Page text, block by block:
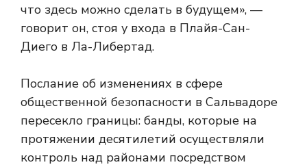
что здесь можно сделать в будущем», —
говорит он, стоя у входа в Плайя-Сан-
Диего в Ла-Либертад.
Послание об изменениях в сфере
общественной безопасности в Сальвадоре
пересекло границы: банды, которые на
протяжении десятилетий осуществляли
контроль над районами посредством